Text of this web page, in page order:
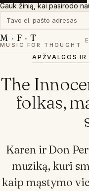
Gauk žinią, kai pasirodo
Tavo el. pašto adresas
M · F · T
MUSIC FOR THOUGHT
APŽVALGOS IR
The
folkas,
Karen ir Don
muziką, kuri
kaip mąstymo